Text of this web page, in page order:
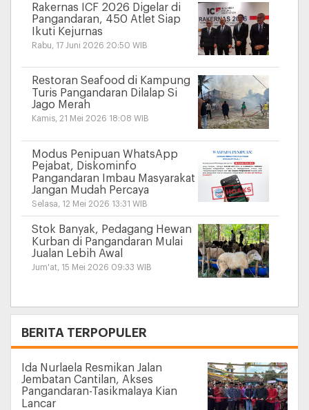
Rakernas ICF 2026 Digelar di
Pangandaran, 450 Atlet Siap
Ikuti Kejurnas
Rabu, 17 Juni 2026 20:50 WIB
Restoran Seafood di Kampung
Turis Pangandaran Dilalap Si
Jago Merah
Kamis, 21 Mei 2026 18:08 WIB
Modus Penipuan WhatsApp
Pejabat, Diskominfo
Pangandaran Imbau Masyarakat
Jangan Mudah Percaya
Selasa, 12 Mei 2026 13:31 WIB
Stok Banyak, Pedagang Hewan
Kurban di Pangandaran Mulai
Jualan Lebih Awal
Jum'at, 15 Mei 2026 09:33 WIB
BERITA TERPOPULER
Ida Nurlaela Resmikan Jalan
Jembatan Cantilan, Akses
Pangandaran-Tasikmalaya Kian
Lancar